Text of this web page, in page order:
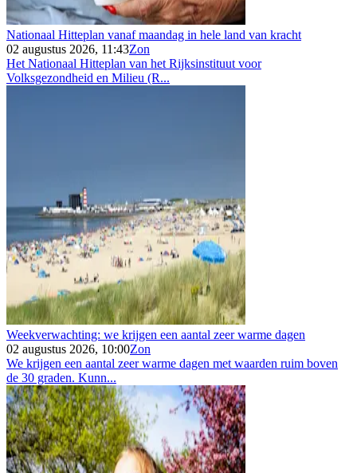
Nationaal Hitteplan vanaf maandag in hele land van kracht
02 augustus 2026, 11:43Zon
Het Nationaal Hitteplan van het Rijksinstituut voor
Volksgezondheid en Milieu (R...
Weekverwachting: we krijgen een aantal zeer warme dagen
02 augustus 2026, 10:00Zon
We krijgen een aantal zeer warme dagen met waarden ruim boven
de 30 graden. Kunn...